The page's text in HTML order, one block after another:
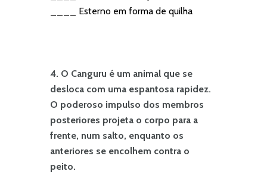
____ Esterno em forma de quilha
4. O Canguru é um animal que se
desloca com uma espantosa rapidez.
O poderoso impulso dos membros
posteriores projeta o corpo para a
frente, num salto, enquanto os
anteriores se encolhem contra o
peito.